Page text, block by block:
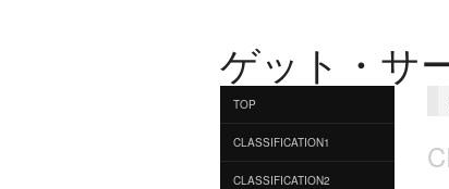
ゲット・サ
TOP
CLASSIFICATION1
CLASSIFICATION2